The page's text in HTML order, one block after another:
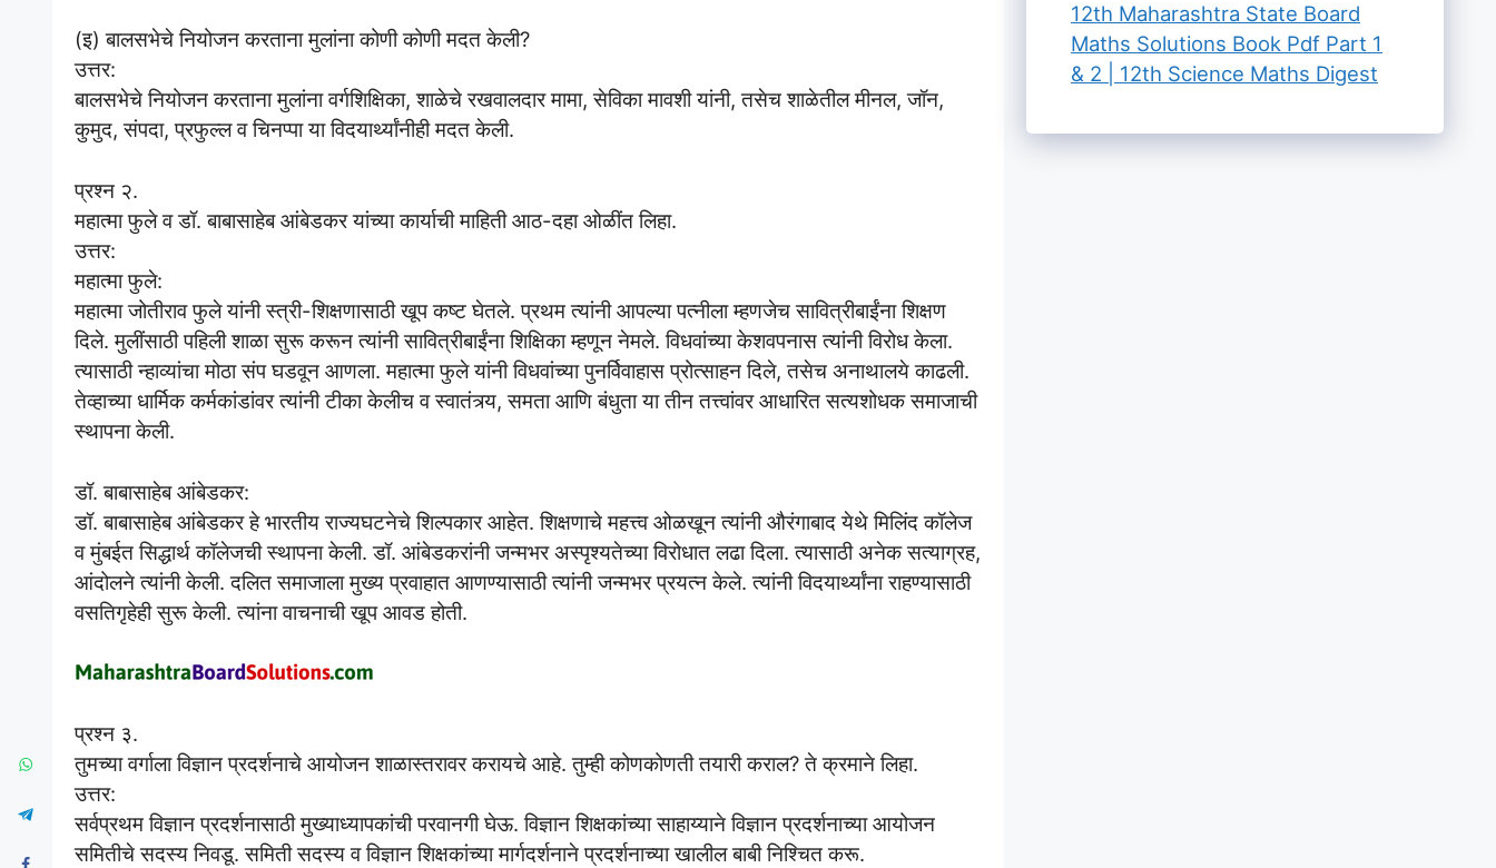
(इ) बालसभेचे नियोजन करताना मुलांना कोणी कोणी मदत केली?
उत्तर:
बालसभेचे नियोजन करताना मुलांना वर्गशिक्षिका, शाळेचे रखवालदार मामा, सेविका मावशी यांनी, तसेच शाळेतील मीनल, जॉन,
कुमुद, संपदा, प्रफुल्ल व चिनप्पा या विदयार्थ्यांनीही मदत केली.
प्रश्न २.
महात्मा फुले व डॉ. बाबासाहेब आंबेडकर यांच्या कार्याची माहिती आठ-दहा ओळींत लिहा.
उत्तर:
महात्मा फुले:
महात्मा जोतीराव फुले यांनी स्त्री-शिक्षणासाठी खूप कष्ट घेतले. प्रथम त्यांनी आपल्या पत्नीला म्हणजेच सावित्रीबाईंना शिक्षण
दिले. मुलींसाठी पहिली शाळा सुरू करून त्यांनी सावित्रीबाईंना शिक्षिका म्हणून नेमले. विधवांच्या केशवपनास त्यांनी विरोध केला.
त्यासाठी न्हाव्यांचा मोठा संप घडवून आणला. महात्मा फुले यांनी विधवांच्या पुनर्विवाहास प्रोत्साहन दिले, तसेच अनाथालये काढली.
तेव्हाच्या धार्मिक कर्मकांडांवर त्यांनी टीका केलीच व स्वातंत्र्य, समता आणि बंधुता या तीन तत्त्वांवर आधारित सत्यशोधक समाजाची
स्थापना केली.
डॉ. बाबासाहेब आंबेडकर:
डॉ. बाबासाहेब आंबेडकर हे भारतीय राज्यघटनेचे शिल्पकार आहेत. शिक्षणाचे महत्त्व ओळखून त्यांनी औरंगाबाद येथे मिलिंद कॉलेज
व मुंबईत सिद्धार्थ कॉलेजची स्थापना केली. डॉ. आंबेडकरांनी जन्मभर अस्पृश्यतेच्या विरोधात लढा दिला. त्यासाठी अनेक सत्याग्रह,
आंदोलने त्यांनी केली. दलित समाजाला मुख्य प्रवाहात आणण्यासाठी त्यांनी जन्मभर प्रयत्न केले. त्यांनी विदयार्थ्यांना राहण्यासाठी
वसतिगृहेही सुरू केली. त्यांना वाचनाची खूप आवड होती.
प्रश्न ३.
तुमच्या वर्गाला विज्ञान प्रदर्शनाचे आयोजन शाळास्तरावर करायचे आहे. तुम्ही कोणकोणती तयारी कराल? ते क्रमाने लिहा.
उत्तर:
सर्वप्रथम विज्ञान प्रदर्शनासाठी मुख्याध्यापकांची परवानगी घेऊ. विज्ञान शिक्षकांच्या साहाय्याने विज्ञान प्रदर्शनाच्या आयोजन
समितीचे सदस्य निवडू. समिती सदस्य व विज्ञान शिक्षकांच्या मार्गदर्शनाने प्रदर्शनाच्या खालील बाबी निश्चित करू.
12th Maharashtra State Board
Maths Solutions Book Pdf Part 1
& 2 | 12th Science Maths Digest